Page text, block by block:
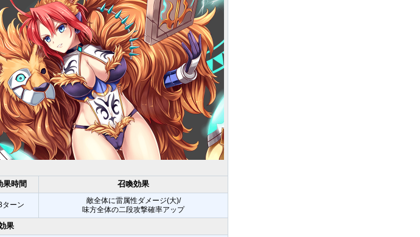
果時間 召喚効果
ターン
敵全体に雷属性ダメージ(大)/
味方全体の二段攻撃確率アップ
果